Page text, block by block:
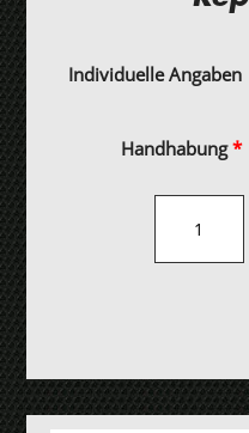
Individuelle Angaben
Handhabung*
Hoflader
Tacho